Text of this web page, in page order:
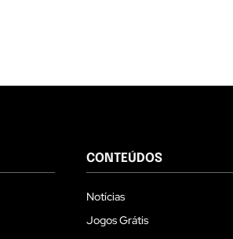
CONTEÚDOS
Notícias
Jogos Grátis